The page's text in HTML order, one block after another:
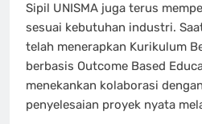
Sipil UNISMA juga terus
sesuai kebutuhan industri.
telah menerapkan Kurikulum
berbasis Outcome Based
menekankan kolaborasi
penyelesaian proyek nyata